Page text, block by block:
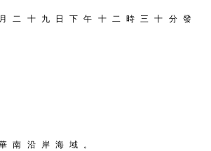
二 十 九 日 下 午 十 二 時 三 十 分 發
南 沿 岸 海 域 。